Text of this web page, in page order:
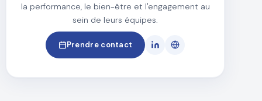
la performance, le bien-être et l'engagement au
sein de leurs équipes.
Prendre contact